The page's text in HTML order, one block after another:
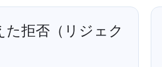
た拒否（リジェク